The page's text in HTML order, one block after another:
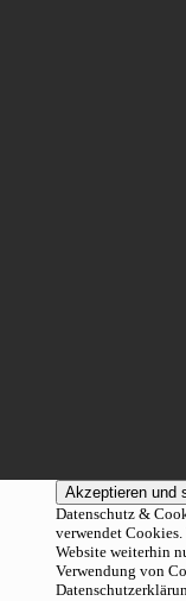
Datenschutz &
verwendet
Website weiterhin
Verwendung von